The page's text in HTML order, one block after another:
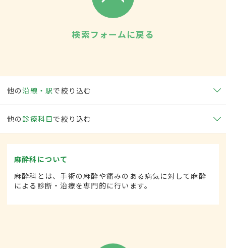
検索フォームに戻る
他の沿線・駅で絞り込む
他の 診療科目で絞り込む
麻酔科について
麻酔科とは、手術の麻酔や痛みのある病気に対して麻酔
による診断・治療を専門的に行います。